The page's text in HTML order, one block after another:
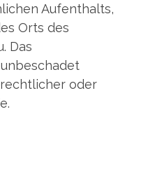
Aufenthalts,
Orts des
Das
oder